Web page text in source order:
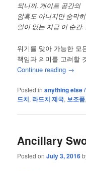
되니까. 게이트 공간의
암흑도 아니지만 숨막
일이 없는 지금 이 순간
위기를 맞아 가능한 모
책임과 의미를 고려할
Continue reading →
Posted in anything else
드치, 라드치 제국, 보조품
Ancillary
Posted onJuly 3, 2016